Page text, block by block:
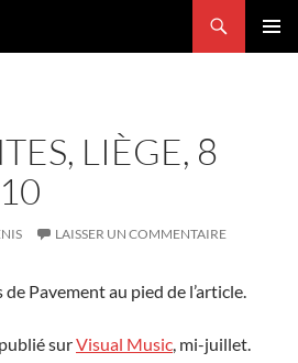
LIÈGE, 8
LAISSER UN COMMENTAIRE
de Pavement au pied de l’article.
surVisual Music, mi-juillet.